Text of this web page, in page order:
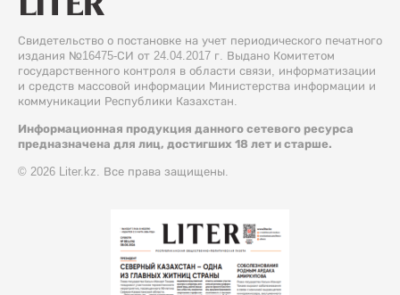
Свидетельство о постановке на учет периодического печатного
издания №16475-СИ от 24.04.2017 г. Выдано Комитетом
государственного контроля в области связи, информатизации
и средств массовой информации Министерства информации и
коммуникации Республики Казахстан.
Информационная продукция данного сетевого ресурса
предназначена для лиц, достигших 18 лет и старше.
© 2026 Liter.kz. Все права защищены.